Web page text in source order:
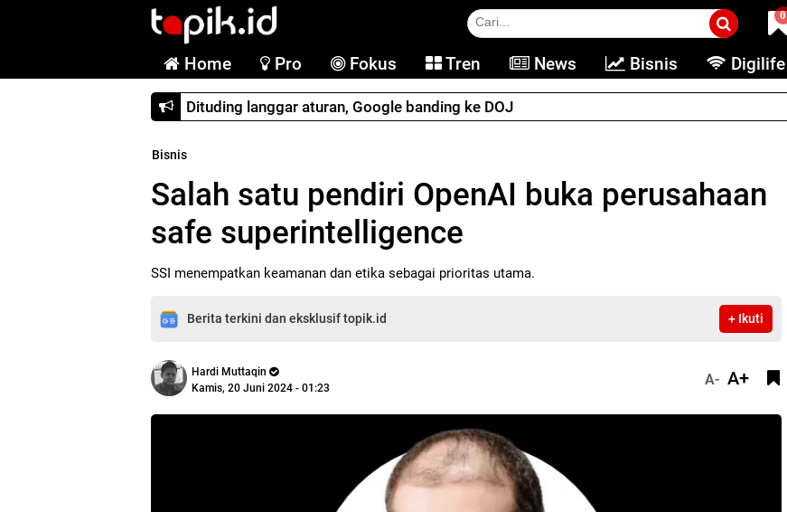
0
Home Pro Fokus Tren News Bisnis Digilife
Dituding langgar aturan, Google banding ke DOJ
Bisnis
Salah satu pendiri OpenAI buka perusahaan
safe superintelligence
SSI menempatkan keamanan dan etika sebagai prioritas utama.
Berita terkini dan eksklusif topik.id + Ikuti
Hardi Muttaqin
Kamis, 20 Juni 2024 - 01:23
A- A+